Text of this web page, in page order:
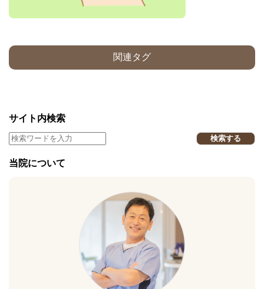
関連タグ
サイト内検索
検索する
当院について